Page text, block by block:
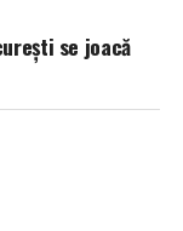
se joacă